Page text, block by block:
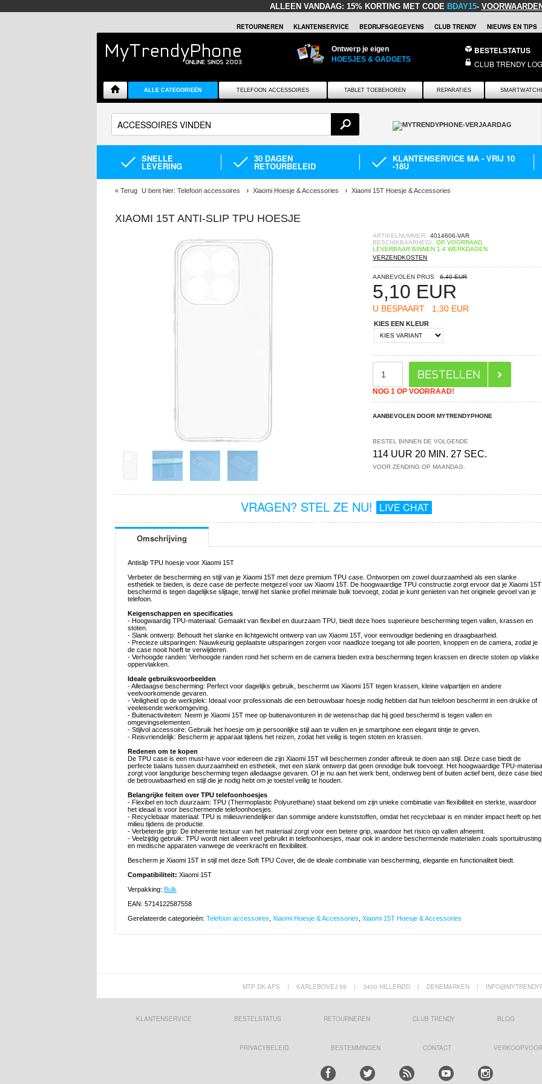
ALLEEN VANDAAG: 15% KORTING MET CODE BDAY15- VOORWAARDEN
RETOURNEREN KLANTENSERVICE BEDRIJFSGEGEVENS CLUB TRENDY NIEUWS EN TIPS
Ontwerp je eigen
HOESJES & GADGETS
BESTELSTATUS
CLUB TRENDY
ALLE CATEGORIEËN TELEFOON ACCESSOIRES TABLET TOEBEHOREN REPARATIES
SNELLE
LEVERING
30 DAGEN
RETOURBELEID
KLANTENSERVICE MA - VRIJ 10
-18U
« Terug U bent hier: Telefoon accessoires Xiaomi Hoesje & Accessories Xiaomi 15T Hoesje & Accessories
XIAOMI 15T ANTI-SLIP TPU HOESJE
ARTIKELNUMMER: 4014606-VAR
BESCHIKBAARHEID: OP VOORRAAD.
LEVERBAAR BINNEN 1-4 WERKDAGEN
VERZENDKOSTEN
AANBEVOLEN PRIJS 6,40 EUR
5,10 EUR
U BESPAART 1,30 EUR
KIES EEN KLEUR
NOG 1 OP VOORRAAD!
AANBEVOLEN DOOR MYTRENDYPHONE
BESTEL BINNEN DE VOLGENDE
114 UUR 20 MIN. 26 SEC.
VOOR ZENDING OP MAANDAG.
VRAGEN? STEL ZE NU! LIVE CHAT
Omschrijving
Antislip TPU hoesje voor Xiaomi 15T
Verbeter de bescherming en stijl van je Xiaomi 15T met deze premium TPU case. Ontworpen om zowel duurzaamheid als een slanke
esthetiek te bieden, is deze case de perfecte metgezel voor uw Xiaomi 15T. De hoogwaardige TPU constructie zorgt ervoor dat je Xiaomi 15T
beschermd is tegen dagelijkse slijtage, terwijl het slanke profiel minimale bulk toevoegt, zodat je kunt genieten van het originele gevoel van je
telefoon.
Keigenschappen en specificaties
- Hoogwaardig TPU-materiaal: Gemaakt van flexibel en duurzaam TPU, biedt deze hoes superieure bescherming tegen vallen, krassen en
stoten.
- Slank ontwerp: Behoudt het slanke en lichtgewicht ontwerp van uw Xiaomi 15T, voor eenvoudige bediening en draagbaarheid.
- Precieze uitsparingen: Nauwkeurig geplaatste uitsparingen zorgen voor naadloze toegang tot alle poorten, knoppen en de camera, zodat je
de case nooit hoeft te verwijderen.
- Verhoogde randen: Verhoogde randen rond het scherm en de camera bieden extra bescherming tegen krassen en directe stoten op vlakke
oppervlakken.
Ideale gebruiksvoorbeelden
- Alledaagse bescherming: Perfect voor dagelijks gebruik, beschermt uw Xiaomi 15T tegen krassen, kleine valpartijen en andere
veelvoorkomende gevaren.
- Veiligheid op de werkplek: Ideaal voor professionals die een betrouwbaar hoesje nodig hebben dat hun telefoon beschermt in een drukke of
veeleisende werkomgeving.
- Buitenactiviteiten: Neem je Xiaomi 15T mee op buitenavonturen in de wetenschap dat hij goed beschermd is tegen vallen en
omgevingselementen.
- Stijlvol accessoire: Gebruik het hoesje om je persoonlijke stijl aan te vullen en je smartphone een elegant tintje te geven.
- Reisvriendelijk: Bescherm je apparaat tijdens het reizen, zodat het veilig is tegen stoten en krassen.
Redenen om te kopen
De TPU case is een must-have voor iedereen die zijn Xiaomi 15T wil beschermen zonder afbreuk te doen aan stijl. Deze case biedt de
perfecte balans tussen duurzaamheid en esthetiek, met een slank ontwerp dat geen onnodige bulk toevoegt. Het hoogwaardige TPU-materiaal
zorgt voor langdurige bescherming tegen alledaagse gevaren. Of je nu aan het werk bent, onderweg bent of buiten actief bent, deze case
de betrouwbaarheid en stijl die je nodig hebt om je toestel veilig te houden.
Belangrijke feiten over TPU telefoonhoesjes
- Flexibel en toch duurzaam: TPU (Thermoplastic Polyurethane) staat bekend om zijn unieke combinatie van flexibiliteit en sterkte, waardoor
het ideaal is voor beschermende telefoonhoesjes.
- Recyclebaar materiaal: TPU is milieuvriendelijker dan sommige andere kunststoffen, omdat het recyclebaar is en minder impact heeft op het
milieu tijdens de productie.
- Verbeterde grip: De inherente textuur van het materiaal zorgt voor een betere grip, waardoor het risico op vallen afneemt.
- Veelzijdig gebruik: TPU wordt niet alleen veel gebruikt in telefoonhoesjes, maar ook in andere beschermende materialen zoals sportuitrusting
en medische apparaten vanwege de veerkracht en flexibiliteit.
Bescherm je Xiaomi 15T in stijl met deze Soft TPU Cover, die de ideale combinatie van bescherming, elegantie en functionaliteit biedt.
Compatibiliteit: Xiaomi 15T
Verpakking: Bulk
EAN: 5714122587558
Gerelateerde categorieën: Telefoon accessoires Xiaomi Hoesje & Accessories Xiaomi 15T Hoesje & Accessories
MTP DK APS | KARLEBOVEJ 59 | 3400 HILLERØD | DENEMARKEN |
KLANTENSERVICE BESTELSTATUS RETOURNEREN CLUB TRENDY BLOG
PRIVACYBELEID BESTEMMINGEN CONTACT